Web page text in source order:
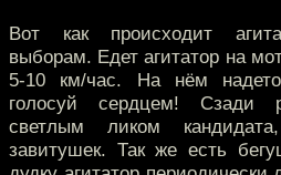
Вот как происходит
выборам. Едет агитатор на
5-10 км/час. На нём
голосуй сердцем! Сзади
светлым ликом
завитушек. Так же есть